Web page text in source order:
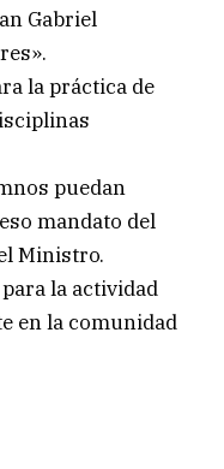
Gabriel
la práctica de
puedan
mandato del
Ministro.
la actividad
en la comunidad